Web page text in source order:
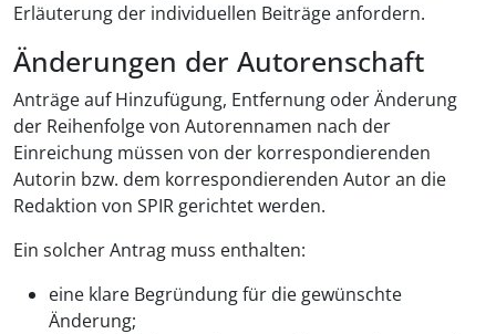
Erläuterung der individuellen Beiträge anfordern.
Änderungen der Autorenschaft
Anträge auf Hinzufügung, Entfernung oder Änderung
der Reihenfolge von Autorennamen nach der
Einreichung müssen von der korrespondierenden
Autorin bzw. dem korrespondierenden Autor an die
Redaktion von SPIR gerichtet werden.
Ein solcher Antrag muss enthalten:
eine klare Begründung für die gewünschte
Änderung;